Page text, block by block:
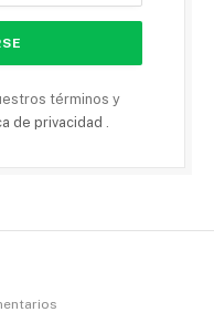
términos y
de privacidad